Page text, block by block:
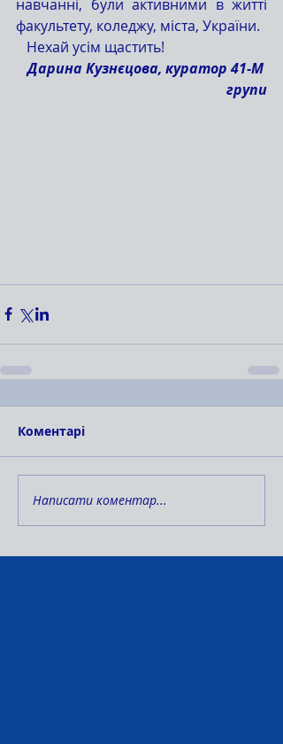
навчанні, були активними в житті
факультету, коледжу, міста, України.
   Нехай усім щастить!
Дарина Кузнєцова, куратор 41-М
групи
Коментарі
Написати коментар...